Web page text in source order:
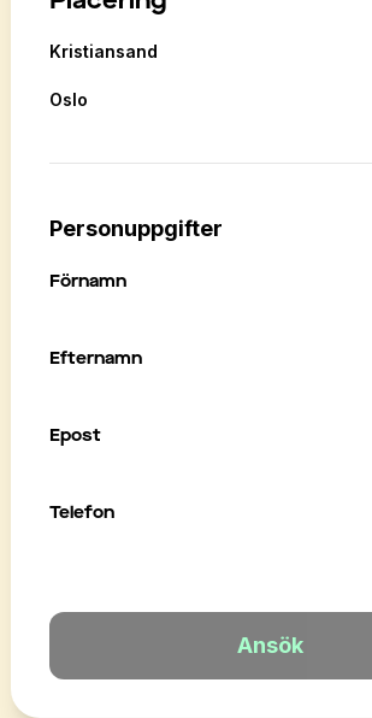
Kristiansand
Oslo
Personuppgifter
Förnamn
Efternamn
Epost
Telefon
Ansök